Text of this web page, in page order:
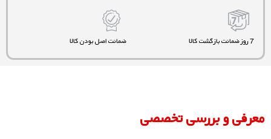
7 روز ضمانت بازگشت کالا ضمانت اصل بودن کالا
معرفی و بررسی تخصصی